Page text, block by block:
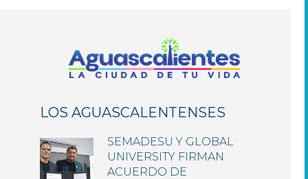
LOS AGUASCALENTENSES
SEMADESU Y GLOBAL
UNIVERSITY FIRMAN
ACUERDO DE